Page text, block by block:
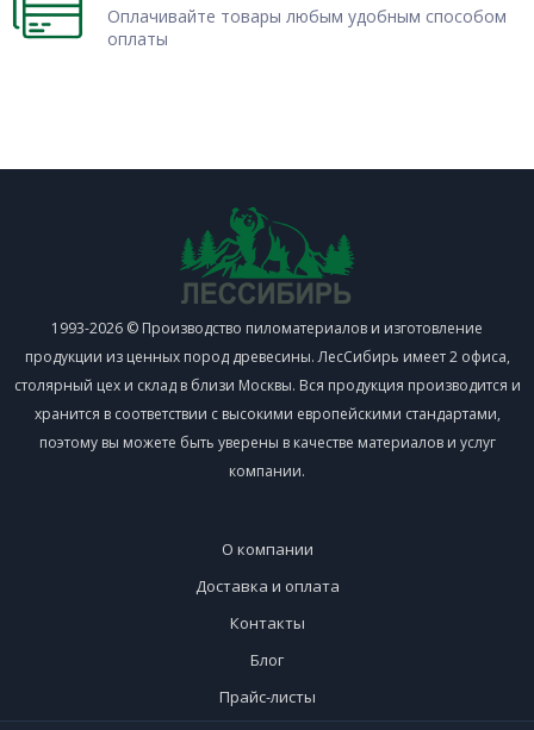
Оплачивайте товары любым удобным способом
оплаты
1993-2026 © Производство пиломатериалов и изготовление
продукции из ценных пород древесины. ЛесСибирь имеет 2 офиса,
столярный цех и склад в близи Москвы. Вся продукция производится и
хранится в соответствии с высокими европейскими стандартами,
поэтому вы можете быть уверены в качестве материалов и услуг
компании.
О компании
Доставка и оплата
Контакты
Блог
Прайс-листы